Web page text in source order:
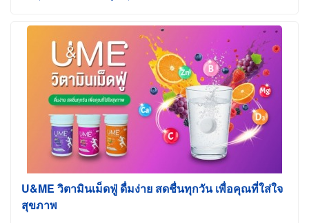
U&ME วิตามินเม็ดฟู่ ดื่มง่าย สดชื่นทุกวัน เพื่อคุณที่ใส่ใจ
สุขภาพ